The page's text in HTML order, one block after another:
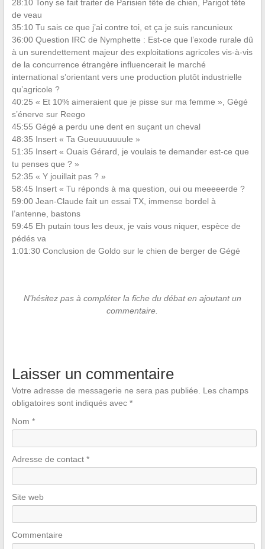
28:10 Tony se fait traiter de Parisien tête de chien, Parigot tête
de veau
35:10 Tu sais ce que j’ai contre toi, et ça je suis rancunieux
36:00 Question IRC de Nymphette : Est-ce que l’exode rurale dû
à un surendettement majeur des exploitations agricoles vis-à-vis
de la concurrence étrangère influencerait le marché
international s’orientant vers une production plutôt industrielle
qu’agricole ?
40:25 « Et 10% aimeraient que je pisse sur ma femme », Gégé
s’énerve sur Reego
45:55 Gégé a perdu une dent en suçant un cheval
48:35 Insert « Ta Gueuuuuuuule »
51:35 Insert « Ouais Gérard, je voulais te demander est-ce que
tu penses que ? »
52:35 « Y jouillait pas ? »
58:45 Insert « Tu réponds à ma question, oui ou meeeeerde ?
59:00 Jean-Claude fait un essai TX, immense bordel à
l’antenne, bastons
59:45 Eh putain tous les deux, je vais vous niquer, espèce de
pédés va
1:01:30 Conclusion de Goldo sur le chien de berger de Gégé
N’hésitez pas à compléter la fiche du débat en ajoutant un
commentaire.
Laisser un commentaire
Votre adresse de messagerie ne sera pas publiée.
Les champs
obligatoires sont indiqués avec *
Nom *
Adresse de contact *
Site web
Commentaire